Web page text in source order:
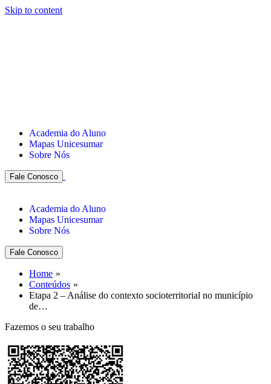
Skip to content
Academia do Aluno
Mapas Unicesumar
Sobre Nós
Fale Conosco
Academia do Aluno
Mapas Unicesumar
Sobre Nós
Fale Conosco
Home
Conteúdos
Etapa 2 – Análise do contexto socioterritorial no município
de…
Fazemos o seu trabalho